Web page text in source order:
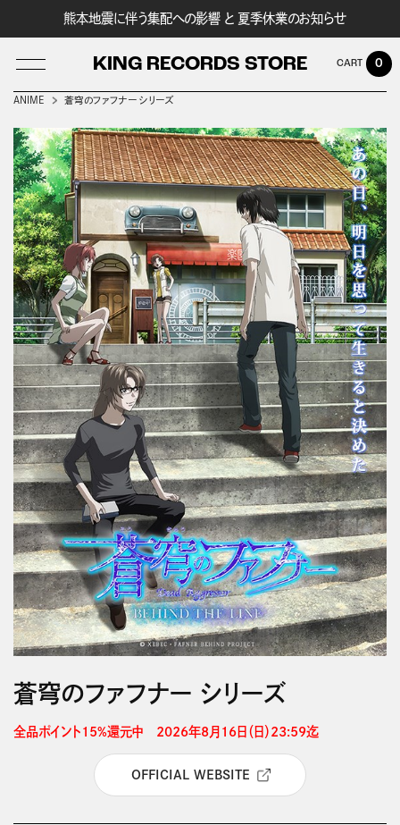
熊本地震に伴う集配への影響 と 夏季休業のお知らせ
KING RECORDS STORE
LOG IN
0
ANIME 蒼穹のファフナー シリーズ
蒼穹のファフナー シリーズ
全品ポイント15%還元中　2026年8月16日（日）23:59迄
OFFICIAL WEBSITE